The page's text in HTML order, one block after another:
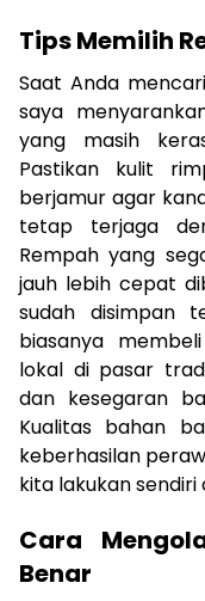
Tips Memilih
Saat Anda
saya
yang masih
Pastikan kulit
berjamur agar
tetap terjaga
Rempah yang
jauh lebih cepat
sudah disimpan
biasanya
lokal di pasar
dan kesegaran
Kualitas bahan
keberhasilan
kita lakukan sendiri
Cara
Benar